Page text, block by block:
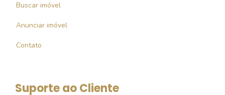
Buscar imóvel
Anunciar imóvel
Contato
Suporte ao Cliente